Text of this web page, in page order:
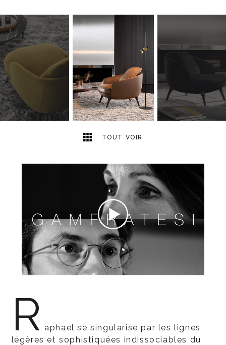
TOUT VOIR
2
R aphael se singularise par les lignes
légères et sophistiquées indissociables du